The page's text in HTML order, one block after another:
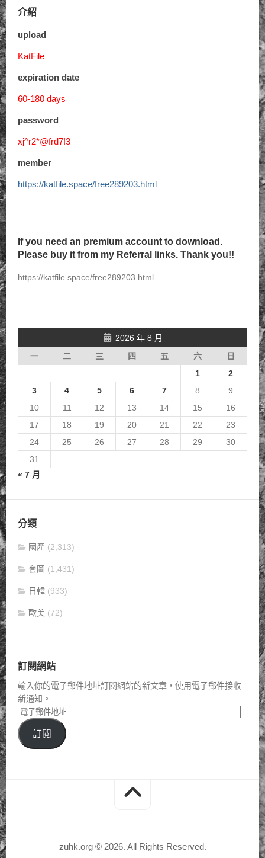
介紹
upload
KatFile
expiration date
60-180 days
password
xj^r2*@frd7!3
member
https://katfile.space/free289203.html
If you need an premium account to download.
Please buy it from my Referral links. Thank you!!
https://katfile.space/free289203.html
2026 年 8 月
一
二 三 四 五 六
日
1
2
3
4 5 6 7 8
9
10
11 12 13 14 15
16
17
18 19 20 21 22
23
24
25 26 27 28 29
30
31
« 7 月
分類
國產 (2,313)
套圖 (1,431)
日韓 (933)
歐美 (72)
訂閱網站
輸入你的電子郵件地址訂閱網站的新文章，使用電子郵件接收
新通知。
訂閱
zuhk.org © 2026. All Rights Reserved.